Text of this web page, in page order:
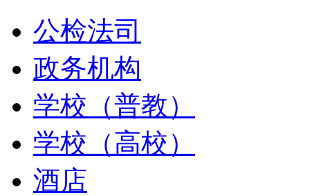
公检法司
政务机构
学校（普教）
学校（高校）
酒店